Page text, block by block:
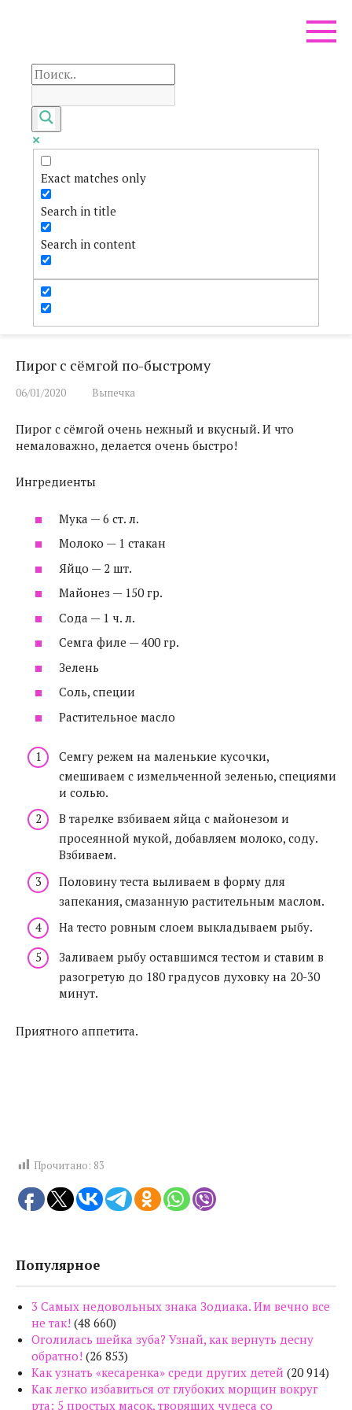
Exact matches only
Search in title
Search in content
Пирог с сёмгой по-быстрому
06/01/2020 Выпечка
Пирог с сёмгой очень нежный и вкусный. И что
немаловажно, делается очень быстро!
Ингредиенты
Мука — 6 ст. л.
Молоко — 1 стакан
Яйцо — 2 шт.
Майонез — 150 гр.
Сода — 1 ч. л.
Семга филе — 400 гр.
Зелень
Соль, специи
Растительное масло
Семгу режем на маленькие кусочки,
смешиваем с измельченной зеленью, специями
и солью.
В тарелке взбиваем яйца с майонезом и
просеянной мукой, добавляем молоко, соду.
Взбиваем.
Половину теста выливаем в форму для
запекания, смазанную растительным маслом.
На тесто ровным слоем выкладываем рыбу.
Заливаем рыбу оставшимся тестом и ставим в
разогретую до 180 градусов духовку на 20-30
минут.
Приятного аппетита.
Прочитано: 83
Популярное
3 Самых недовольных знака Зодиака. Им вечно все
не так! (48 660)
Оголилась шейка зуба? Узнай, как вернуть десну
обратно! (26 853)
Как узнать «кесаренка» среди других детей (20 914)
Как легко избавиться от глубоких морщин вокруг
рта: 5 простых масок, творящих чудеса со